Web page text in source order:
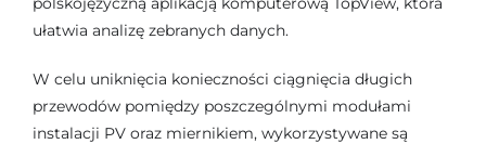
ułatwia analizę zebranych danych.
W celu uniknięcia konieczności ciągnięcia długich
przewodów pomiędzy poszczególnymi modułami
instalacji PV oraz miernikiem, wykorzystywane są